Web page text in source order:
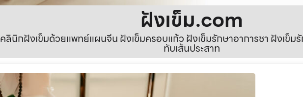
ฝังเข็ม.com
คลินิกฝังเข็มด้วยแพทย์แผนจีน ฝังเข็มครอบแก้ว ฝังเข็มรักษาอาการชา ฝังเข็ม
ทับเส้นประสาท